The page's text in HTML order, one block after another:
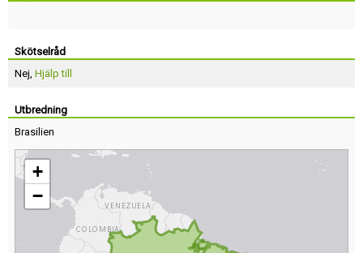
Skötselråd
Nej, Hjälp till
Utbredning
Brasilien
+
−